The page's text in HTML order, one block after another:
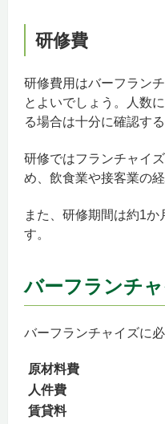
研修費
研修費用はバーフラン
とよいでしょう。人数
る場合は十分に確認す
研修ではフランチャイ
め、飲食業や接客業の
また、研修期間は約1
す。
バーフランチ
バーフランチャイズに
原材料費
人件費
賃貸料